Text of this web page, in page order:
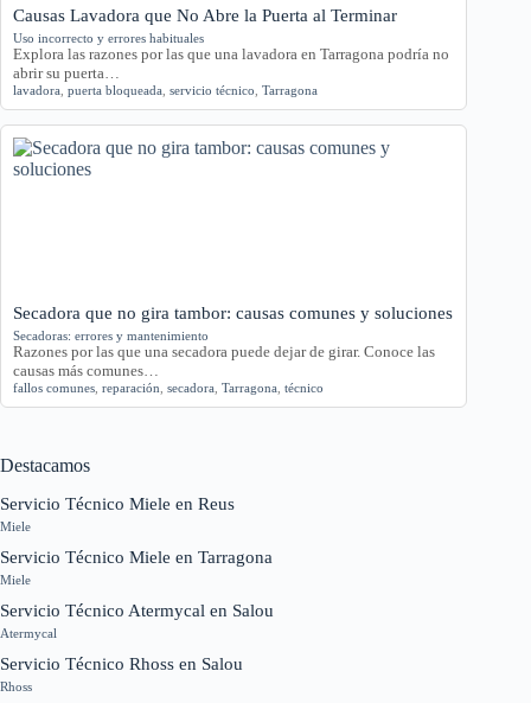
Causas Lavadora que No Abre la Puerta al Terminar
Uso incorrecto y errores habituales
Explora las razones por las que una lavadora en Tarragona podría no
abrir su puerta…
lavadora puerta bloqueada servicio técnico Tarragona
Secadora que no gira tambor: causas comunes y soluciones
Secadoras: errores y mantenimiento
Razones por las que una secadora puede dejar de girar. Conoce las
causas más comunes…
fallos comunes reparación secadora Tarragona técnico
Destacamos
Servicio Técnico Miele en Reus
Miele
Servicio Técnico Miele en Tarragona
Miele
Servicio Técnico Atermycal en Salou
Atermycal
Servicio Técnico Rhoss en Salou
Rhoss